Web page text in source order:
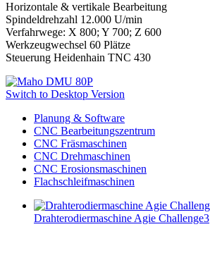
Horizontale & vertikale Bearbeitung
Spindeldrehzahl 12.000 U/min
Verfahrwege: X 800; Y 700; Z 600
Werkzeugwechsel 60 Plätze
Steuerung Heidenhain TNC 430
Switch to Desktop Version
Planung & Software
CNC Bearbeitungszentrum
CNC Fräsmaschinen
CNC Drehmaschinen
CNC Erosionsmaschinen
Flachschleifmaschinen
Drahterodiermaschine Agie Challenge3